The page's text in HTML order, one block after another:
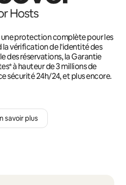
une protection complète pour les
la vérification de l'identité des
des réservations, la Garantie
à hauteur de 3 millions de
sécurité 24h/24, et plus encore.
savoir plus